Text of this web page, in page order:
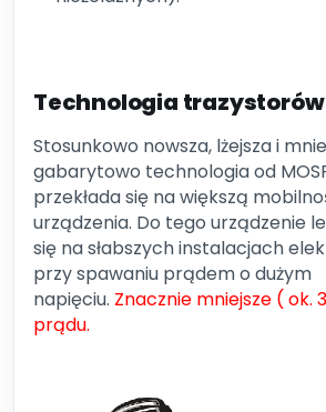
Technologia
Stosunkowo nowsza, lżejsza i
gabarytowo technologia od
przekłada się na większą
urządzenia. Do tego urządzenie
się na słabszych instalacjach
przy spawaniu prądem o dużym
napięciu. Znacznie mniejsze ( ok.
prądu.